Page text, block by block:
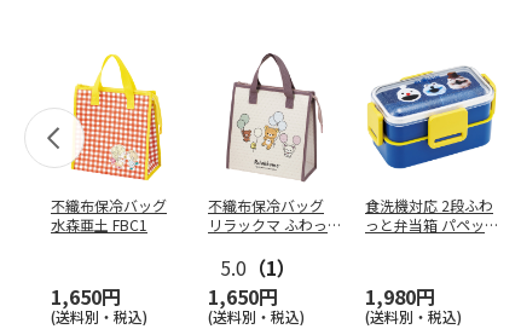
不織布保冷バッグ
水森亜土 FBC1
1,650円
(送料別・税込)
不織布保冷バッグ
リラックマ ふわっ
5.0 （1）
1,650円
(送料別・税込)
食洗機対応 2段ふわ
っと弁当箱 パペッ
1,980円
(送料別・税込)